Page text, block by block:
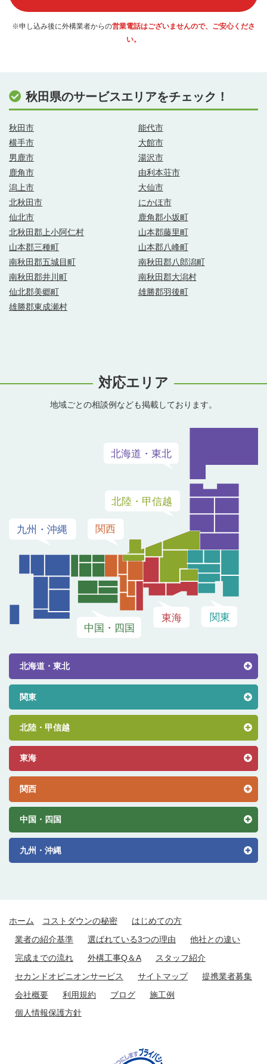
※申し込み後に外構業者からの営業電話はございませんので、ご安心くださ
い。
秋田県のサービスエリアをチェック！
秋田市
能代市
横手市
大館市
男鹿市
湯沢市
鹿角市
由利本荘市
潟上市
大仙市
北秋田市
にかほ市
仙北市
鹿角郡小坂町
北秋田郡上小阿仁村
山本郡藤里町
山本郡三種町
山本郡八峰町
南秋田郡五城目町
南秋田郡八郎潟町
南秋田郡井川町
南秋田郡大潟村
仙北郡美郷町
雄勝郡羽後町
雄勝郡東成瀬村
対応エリア
地域ごとの相談例なども掲載しております。
北海道・東北
関東
北陸・甲信越
東海
関西
中国・四国
九州・沖縄
ホーム コストダウンの秘密
はじめての方
業者の紹介基準
選ばれている3つの理由
他社との違い
完成までの流れ
外構工事Q＆A
スタッフ紹介
セカンドオピニオンサービス
サイトマップ
提携業者募集
会社概要
利用規約 ブログ
施工例
個人情報保護方針